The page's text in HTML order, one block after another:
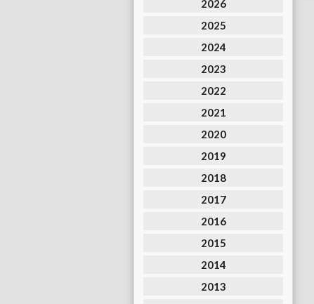
2026
2025
2024
2023
2022
2021
2020
2019
2018
2017
2016
2015
2014
2013